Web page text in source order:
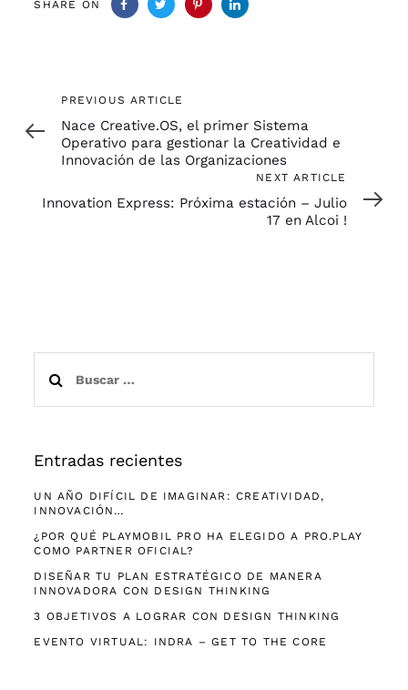
SHARE ON
Previous
Article
PREVIOUS ARTICLE
Nace Creative.OS, el primer Sistema
Operativo para gestionar la Creatividad e
Innovación de las Organizaciones
NEXT ARTICLE
Innovation Express: Próxima estación – Julio
17 en Alcoi !
Entradas recientes
UN AÑO DIFÍCIL DE IMAGINAR: CREATIVIDAD,
INNOVACIÓN…
¿POR QUÉ PLAYMOBIL PRO HA ELEGIDO A PRO.PLAY
COMO PARTNER OFICIAL?
DISEÑAR TU PLAN ESTRATÉGICO DE MANERA
INNOVADORA CON DESIGN THINKING
3 OBJETIVOS A LOGRAR CON DESIGN THINKING
EVENTO VIRTUAL: INDRA – GET TO THE CORE